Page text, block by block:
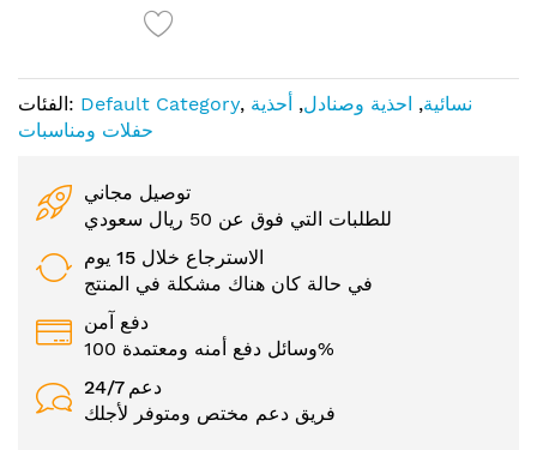
الفئات: Default Category, نسائية, احذية وصنادل, أحذية
حفلات ومناسبات
توصيل مجاني
للطلبات التي فوق عن 50 ريال سعودي
الاسترجاع خلال 15 يوم
في حالة كان هناك مشكلة في المنتج
دفع آمن
وسائل دفع أمنه ومعتمدة 100%
24/7 دعم
فريق دعم مختص ومتوفر لأجلك